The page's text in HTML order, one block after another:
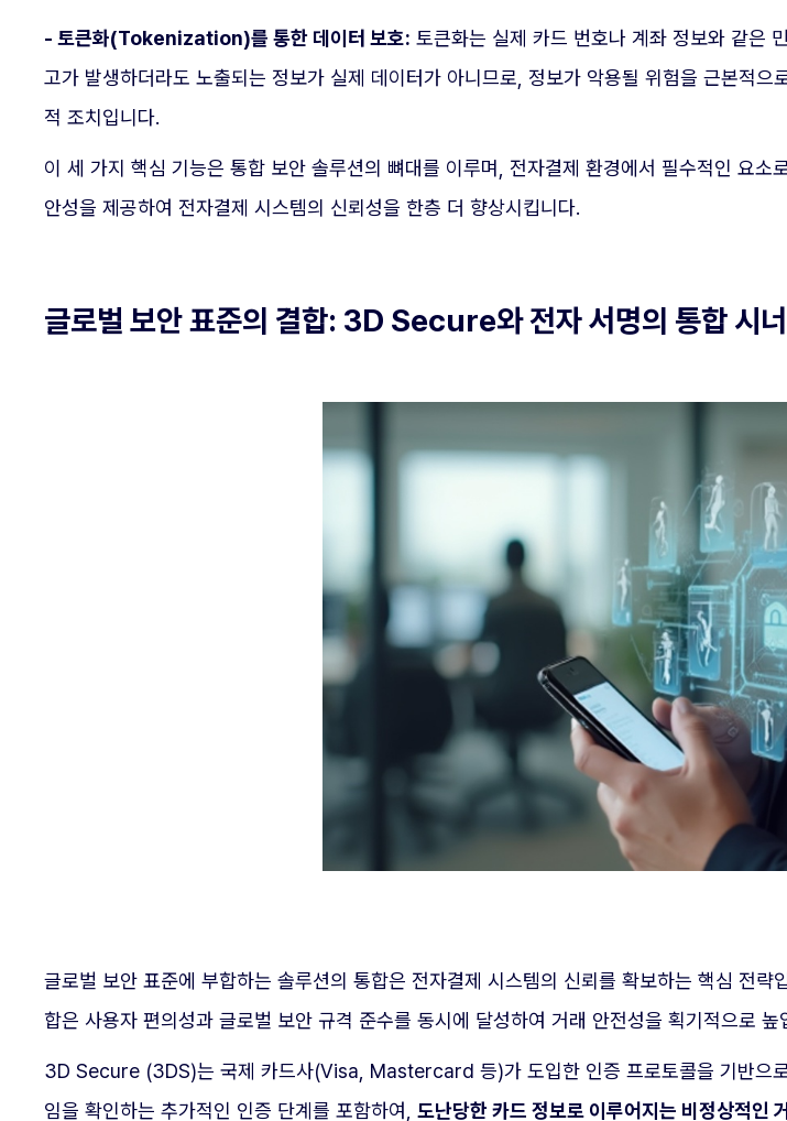
- 토큰화(Tokenization)를 통한 데이터 보호: 토큰화는 실제 카드 번호나 계좌 정보와 같은
고가 발생하더라도 노출되는 정보가 실제 데이터가 아니므로, 정보가 악용될 위험을 근본적
적 조치입니다.
이 세 가지 핵심 기능은 통합 보안 솔루션의 뼈대를 이루며, 전자결제 환경에서 필수적인 요
안성을 제공하여 전자결제 시스템의 신뢰성을 한층 더 향상시킵니다.
글로벌 보안 표준의 결합: 3D Secure와 전자 서명의 통합 시너
글로벌 보안 표준에 부합하는 솔루션의 통합은 전자결제 시스템의 신뢰를 확보하는 핵심 전략
합은 사용자 편의성과 글로벌 보안 규격 준수를 동시에 달성하여 거래 안전성을 획기적으로 높
3D Secure (3DS)는 국제 카드사(Visa, Mastercard 등)가 도입한 인증 프로토콜을 기반으
임을 확인하는 추가적인 인증 단계를 포함하여, 도난당한 카드 정보로 이루어지는 비정상적인